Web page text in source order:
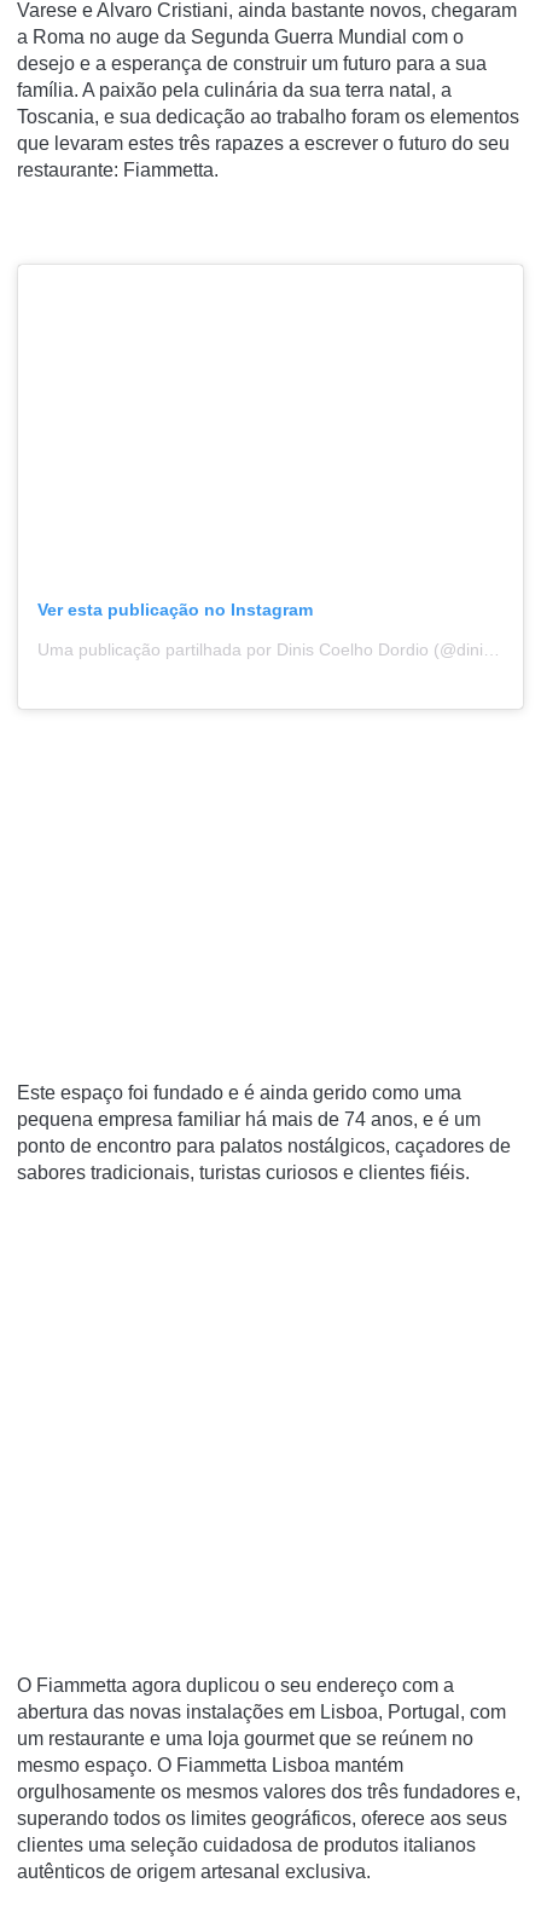
Varese e Alvaro Cristiani, ainda bastante novos, chegaram
a Roma no auge da Segunda Guerra Mundial com o
desejo e a esperança de construir um futuro para a sua
família. A paixão pela culinária da sua terra natal, a
Toscania, e sua dedicação ao trabalho foram os elementos
que levaram estes três rapazes a escrever o futuro do seu
restaurante: Fiammetta.
Ver esta publicação no Instagram
Uma publicação partilhada por Dinis Coelho Dordio (@diniscdordio)
Este espaço foi fundado e é ainda gerido como uma
pequena empresa familiar há mais de 74 anos, e é um
ponto de encontro para palatos nostálgicos, caçadores de
sabores tradicionais, turistas curiosos e clientes fiéis.
O Fiammetta agora duplicou o seu endereço com a
abertura das novas instalações em Lisboa, Portugal, com
um restaurante e uma loja gourmet que se reúnem no
mesmo espaço. O Fiammetta Lisboa mantém
orgulhosamente os mesmos valores dos três fundadores e,
superando todos os limites geográficos, oferece aos seus
clientes uma seleção cuidadosa de produtos italianos
autênticos de origem artesanal exclusiva.